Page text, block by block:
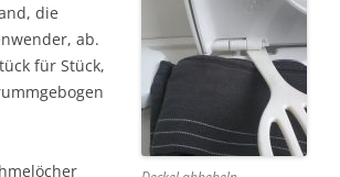
die
ab.
für Stück,